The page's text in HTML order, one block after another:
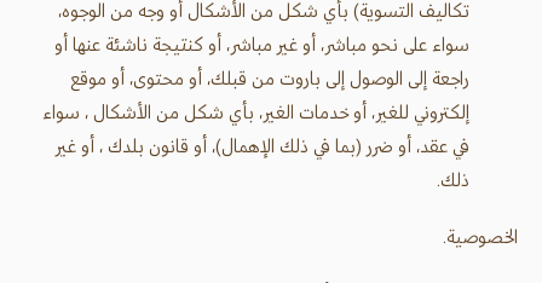
تكاليف التسوية) بأي شكل من الأشكال أو وجه من الوجوه،
سواء على نحو مباشر، أو غير مباشر، أو كنتيجة ناشئة عنها أو
راجعة إلى الوصول إلى باروت من قبلك، أو محتوى، أو موقع
إلكتروني للغير، أو خدمات الغير، بأي شكل من الأشكال ، سواء
في عقد، أو ضرر (بما في ذلك الإهمال)، أو قانون بلدك ، أو غير
ذلك.
الخصوصية.